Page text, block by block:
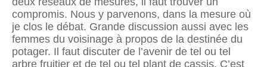
compromis. Nous y parvenons, dans la mesure où
je clos le débat. Grande discussion aussi avec les
femmes du voisinage à propos de la destinée du
potager. Il faut discuter de l’avenir de tel ou tel
arbre fruitier et de tel ou tel plant de cassis. C’est